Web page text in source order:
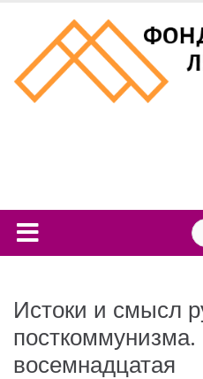
content
Истоки и смысл
посткоммунизма.
восемнадцатая